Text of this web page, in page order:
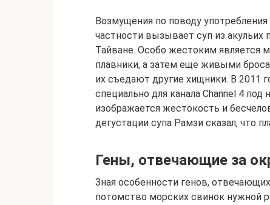
Возмущения по поводу
частности вызывает суп из акульих
Тайване. Особо жестоким является
плавники, а затем еще живыми
их съедают другие хищники. В 2011
специально для канала Channel 4
изображается жестокость и
дегустации супа Рамзи сказал, что
Гены, отвечающие за
Зная особенности генов,
потомство морских свинок нужной